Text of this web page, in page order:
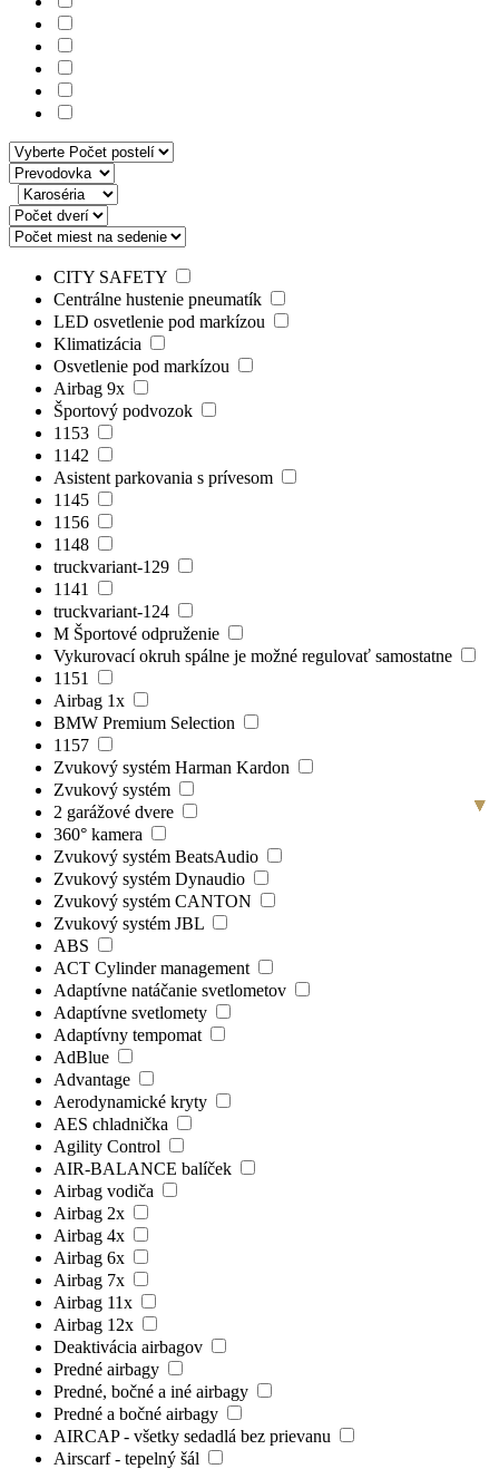
▾
▾
▾
▾
▾
CITY SAFETY
Centrálne hustenie pneumatík
LED osvetlenie pod markízou
Klimatizácia
Osvetlenie pod markízou
Airbag 9x
Športový podvozok
1153
1142
Asistent parkovania s prívesom
1145
1156
1148
truckvariant-129
1141
truckvariant-124
M Športové odpruženie
Vykurovací okruh spálne je možné regulovať samostatne
1151
Airbag 1x
BMW Premium Selection
1157
Zvukový systém Harman Kardon
Zvukový systém
2 garážové dvere
360° kamera
Zvukový systém BeatsAudio
Zvukový systém Dynaudio
Zvukový systém CANTON
Zvukový systém JBL
ABS
ACT Cylinder management
Adaptívne natáčanie svetlometov
Adaptívne svetlomety
Adaptívny tempomat
AdBlue
Advantage
Aerodynamické kryty
AES chladnička
Agility Control
AIR-BALANCE balíček
Airbag vodiča
Airbag 2x
Airbag 4x
Airbag 6x
Airbag 7x
Airbag 11x
Airbag 12x
Deaktivácia airbagov
Predné airbagy
Predné, bočné a iné airbagy
Predné a bočné airbagy
AIRCAP - všetky sedadlá bez prievanu
Airscarf - tepelný šál